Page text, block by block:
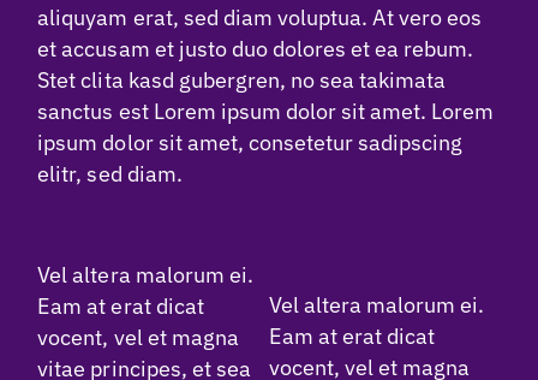
aliquyam erat, sed diam voluptua. At vero eos
et accusam et justo duo dolores et ea rebum.
Stet clita kasd gubergren, no sea takimata
sanctus est Lorem ipsum dolor sit amet. Lorem
ipsum dolor sit amet, consetetur sadipscing
elitr, sed diam.
Vel altera malorum ei.
Eam at erat dicat
vocent, vel et magna
vitae principes, et sea
Vel altera malorum ei.
Eam at erat dicat
vocent, vel et magna